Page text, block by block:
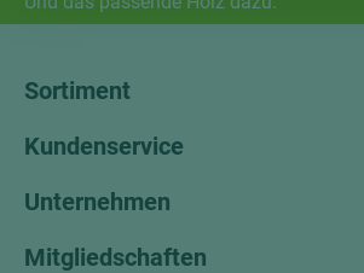
Sortiment
Kundenservice
Unternehmen
Mitgliedschaften